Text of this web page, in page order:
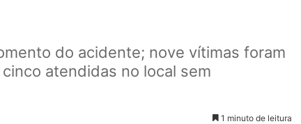
do acidente; nove vítimas foram
atendidas no local sem
1 minuto de leitura